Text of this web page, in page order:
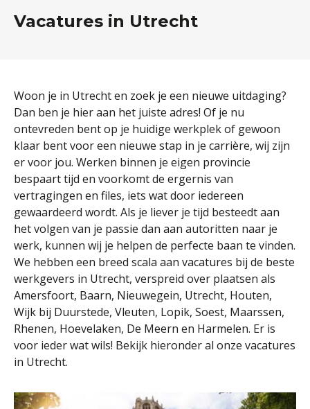
Vacatures in Utrecht
Woon je in Utrecht en zoek je een nieuwe uitdaging?
Dan ben je hier aan het juiste adres! Of je nu
ontevreden bent op je huidige werkplek of gewoon
klaar bent voor een nieuwe stap in je carrière, wij zijn
er voor jou. Werken binnen je eigen provincie
bespaart tijd en voorkomt de ergernis van
vertragingen en files, iets wat door iedereen
gewaardeerd wordt. Als je liever je tijd besteedt aan
het volgen van je passie dan aan autoritten naar je
werk, kunnen wij je helpen de perfecte baan te vinden.
We hebben een breed scala aan vacatures bij de beste
werkgevers in Utrecht, verspreid over plaatsen als
Amersfoort, Baarn, Nieuwegein, Utrecht, Houten,
Wijk bij Duurstede, Vleuten, Lopik, Soest, Maarssen,
Rhenen, Hoevelaken, De Meern en Harmelen. Er is
voor ieder wat wils! Bekijk hieronder al onze vacatures
in Utrecht.